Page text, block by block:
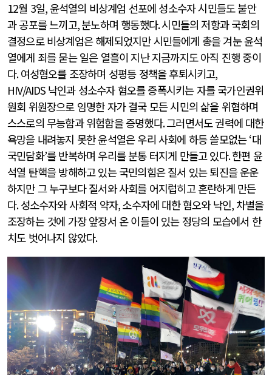
12월 3일,윤석열의 비상계엄 선포에 성소수자 시민들도 불안
과 공포를 느끼고,분노하며 행동했다.시민들의 저항과 국회의
결정으로 비상계엄은 해제되었지만 시민들에게 총을 겨눈 윤석
열에게 죄를 묻는 일은 열흘이 지난 지금까지도 아직 진행 중이
다.여성혐오를 조장하며 성평등 정책을 후퇴시키고,
HIV/AIDS 낙인과 성소수자 혐오를 증폭시키는 자를 국가인권위
원회 위원장으로 임명한 자가 결국 모든 시민의 삶을 위협하며
스스로의 무능함과 위험함을 증명했다.그러면서도 권력에 대한
욕망을 내려놓지 못한 윤석열은 우리 사회에 하등 쓸모없는‘대
국민담화’를 반복하며 우리를 분통 터지게 만들고 있다.한편 윤
석열 탄핵을 방해하고 있는 국민의힘은 질서 있는 퇴진을 운운
하지만 그 누구보다 질서와 사회를 어지럽히고 혼란하게 만든
다.성소수자와 사회적 약자,소수자에 대한 혐오와 낙인, 차별을
조장하는 것에 가장 앞장서 온 이들이 있는 정당의 모습에서 한
치도 벗어나지 않았다.